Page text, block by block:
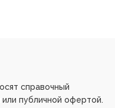
справочный
публичной офертой.